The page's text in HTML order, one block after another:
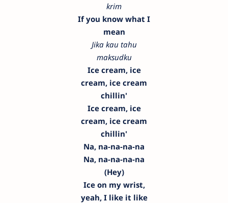
krim
If you know what I
mean
Jika kau tahu
maksudku
Ice cream, ice
cream, ice cream
chillin'
Ice cream, ice
cream, ice cream
chillin'
Na, na-na-na-na
Na, na-na-na-na
(Hey)
Ice on my wrist,
yeah, I like it like